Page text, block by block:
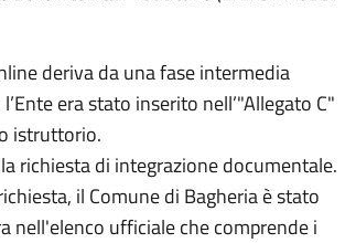
deriva da una fase intermedia
era stato inserito nell’"Allegato C"
istruttorio.
richiesta di integrazione documentale.
il Comune di Bagheria è stato
nell'elenco ufficiale che comprende i